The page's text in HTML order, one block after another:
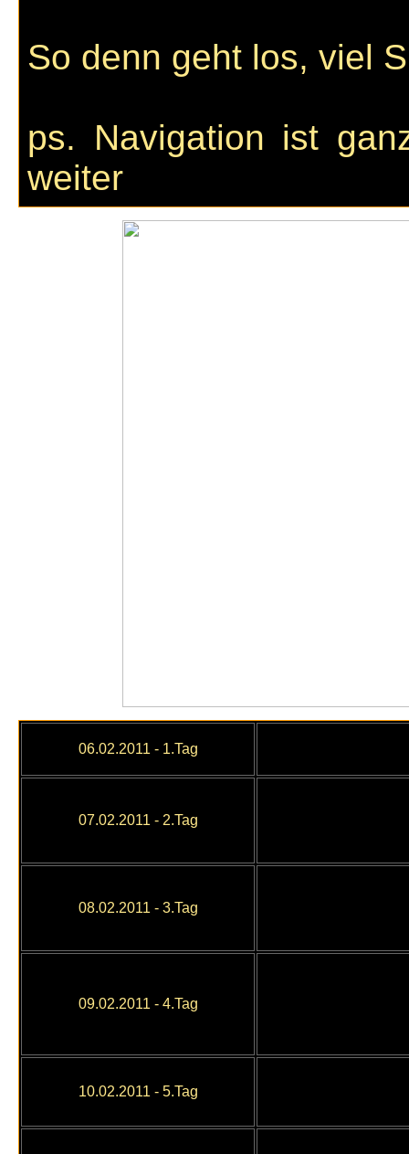
So denn geht los, viel
ps. Navigation ist
weiter
06.02.2011 - 1.Tag
07.02.2011 - 2.Tag
08.02.2011 - 3.Tag
09.02.2011 - 4.Tag
10.02.2011 - 5.Tag